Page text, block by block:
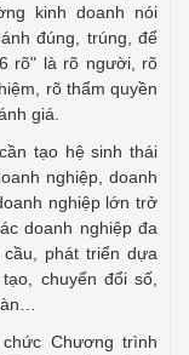
kinh doanh nói
đúng, trúng, để
rõ" là rõ người, rõ
rõ thẩm quyền
giá.
tạo hệ sinh thái
nghiệp, doanh
nghiệp lớn trở
doanh nghiệp đa
phát triển dựa
chuyển đổi số,
Chương trình